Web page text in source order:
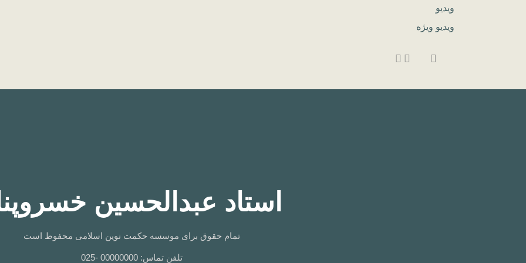
ویدیو
ویدیو ویژه
استاد عبدالحسین
تمام حقوق برای موسسه حکمت نوین اسلامی محفوظ است
تلفن تماس: 00000000 -025